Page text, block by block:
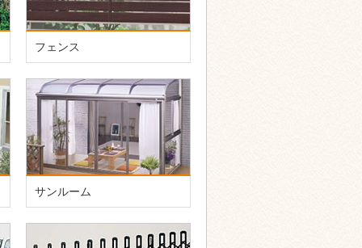
フェンス
サンルーム